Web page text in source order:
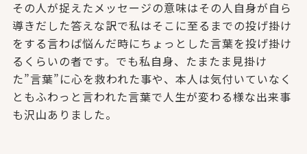
その人が捉えたメッセージの意味はその人自身が自ら
導きだした答えな訳で私はそこに至るまでの投げ掛け
をする言わば悩んだ時にちょっとした言葉を投げ掛け
るくらいの者です。でも私自身、たまたま見掛け
た”言葉”に心を救われた事や、本人は気付いていなく
ともふわっと言われた言葉で人生が変わる様な出来事
も沢山ありました。